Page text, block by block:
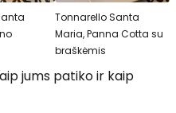
Tonnarello Santa
Maria, Panna Cotta su
braškėmis
jums patiko ir kaip